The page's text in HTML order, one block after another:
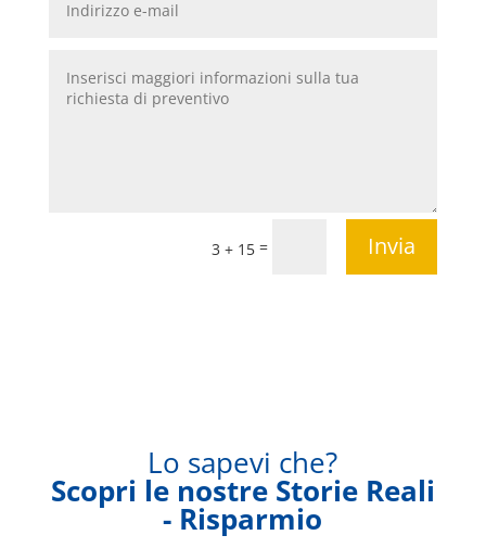
3 + 15 = Invia
Lo sapevi che?
Scopri le nostre Storie Reali
- Risparmio